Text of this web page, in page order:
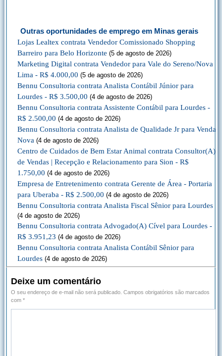
Outras oportunidades de emprego em Minas gerais
Lojas Lealtex contrata Vendedor Comissionado Shopping
Barreiro para Belo Horizonte (5 de agosto de 2026)
Marketing Digital contrata Vendedor para Vale do Sereno/Nova
Lima - R$ 4.000,00 (5 de agosto de 2026)
Bennu Consultoria contrata Analista Contábil Júnior para
Lourdes - R$ 3.500,00 (4 de agosto de 2026)
Bennu Consultoria contrata Assistente Contábil para Lourdes -
R$ 2.500,00 (4 de agosto de 2026)
Bennu Consultoria contrata Analista de Qualidade Jr para Venda
Nova (4 de agosto de 2026)
Centro de Cuidados de Bem Estar Animal contrata Consultor(A)
de Vendas | Recepção e Relacionamento para Sion - R$
1.750,00 (4 de agosto de 2026)
Empresa de Entretenimento contrata Gerente de Área - Portaria
para Uberaba - R$ 2.500,00 (4 de agosto de 2026)
Bennu Consultoria contrata Analista Fiscal Sênior para Lourdes
(4 de agosto de 2026)
Bennu Consultoria contrata Advogado(A) Cível para Lourdes -
R$ 3.951,23 (4 de agosto de 2026)
Bennu Consultoria contrata Analista Contábil Sênior para
Lourdes (4 de agosto de 2026)
Deixe um comentário
O seu endereço de e-mail não será publicado. Campos obrigatórios são marcados
com *